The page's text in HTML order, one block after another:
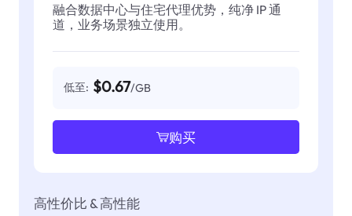
融合数据中心与住宅代理优势，纯净 IP 通
道，业务场景独立使用。
低至: $0.67/GB
购买
高性价比 & 高性能